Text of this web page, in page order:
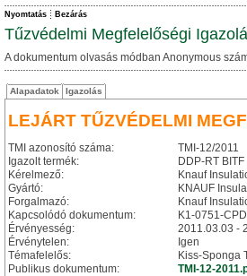
Nyomtatás Bezárás
Tűzvédelmi Megfelelőségi
A dokumentum olvasás módban Anonymous
Alapadatok Igazolás
LEJÁRT TŰZVÉDELMI
TMI azonosító száma:
TMI-12/2011
Igazolt termék:
DDP-RT
Kérelmező:
Knauf
Gyártó:
KNAUF
Forgalmazó:
Knauf
Kapcsolódó dokumentum:
K1-0751-
Érvényesség:
2011.03.03 -
Érvénytelen:
Igen
Témafelelős:
Kiss-Sponga
Publikus dokumentum:
TMI-12-